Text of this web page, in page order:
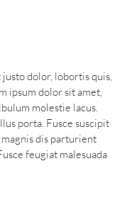
dolor, lobortis quis,
ipsum dolor sit amet,
molestie lacus.
porta. Fusce suscipit
dis parturient
feugiat malesuada